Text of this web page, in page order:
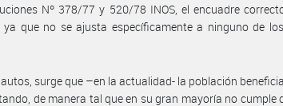
Nº 378/77 y 520/78 INOS, el encuadre
ya que no se ajusta específicamente a ninguno de
surge que –en la actualidad- la población
de manera tal que en su gran mayoría no cumple